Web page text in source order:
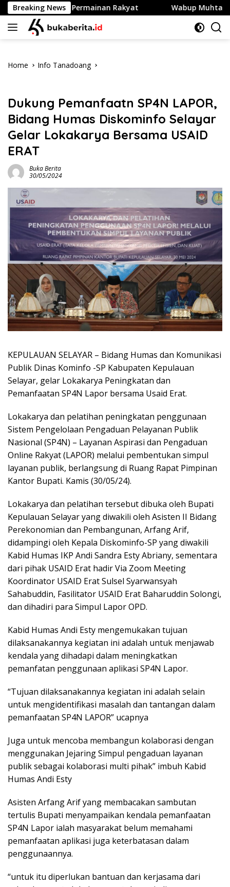
Skip
to
content
Breaking News
Lomba Permainan Rakyat Wabup Muhtar Lepas 48
Home Info Tanadoang
Dukung Pemanfaatn SP4N LAPOR,
Bidang Humas Diskominfo Selayar
Gelar Lokakarya Bersama USAID
ERAT
Buka Berita
30/05/2024
KEPULAUAN SELAYAR – Bidang Humas dan Komunikasi
Publik Dinas Kominfo -SP Kabupaten Kepulauan
Selayar, gelar Lokakarya Peningkatan dan
Pemanfaatan SP4N Lapor bersama Usaid Erat.
Lokakarya dan pelatihan peningkatan penggunaan
Sistem Pengelolaan Pengaduan Pelayanan Publik
Nasional (SP4N) – Layanan Aspirasi dan Pengaduan
Online Rakyat (LAPOR) melalui pembentukan simpul
layanan publik, berlangsung di Ruang Rapat Pimpinan
Kantor Bupati. Kamis (30/05/24).
Lokakarya dan pelatihan tersebut dibuka oleh Bupati
Kepulauan Selayar yang diwakili oleh Asisten II Bidang
Perekonomian dan Pembangunan, Arfang Arif,
didampingi oleh Kepala Diskominfo-SP yang diwakili
Kabid Humas IKP Andi Sandra Esty Abriany, sementara
dari pihak USAID Erat hadir Via Zoom Meeting
Koordinator USAID Erat Sulsel Syarwansyah
Sahabuddin, Fasilitator USAID Erat Baharuddin Solongi,
dan dihadiri para Simpul Lapor OPD.
Kabid Humas Andi Esty mengemukakan tujuan
dilaksanakannya kegiatan ini adalah untuk menjawab
kendala yang dihadapi dalam meningkatkan
pemanfatan penggunaan aplikasi SP4N Lapor.
“Tujuan dilaksanakannya kegiatan ini adalah selain
untuk mengidentifikasi masalah dan tantangan dalam
pemanfaatan SP4N LAPOR” ucapnya
Juga untuk mencoba membangun kolaborasi dengan
menggunakan Jejaring Simpul pengaduan layanan
publik sebagai kolaborasi multi pihak” imbuh Kabid
Humas Andi Esty
Asisten Arfang Arif yang membacakan sambutan
tertulis Bupati menyampaikan kendala pemanfaatan
SP4N Lapor ialah masyarakat belum memahami
pemanfaatan aplikasi juga keterbatasan dalam
penggunaannya.
“untuk itu diperlukan bantuan dan kerjasama dari